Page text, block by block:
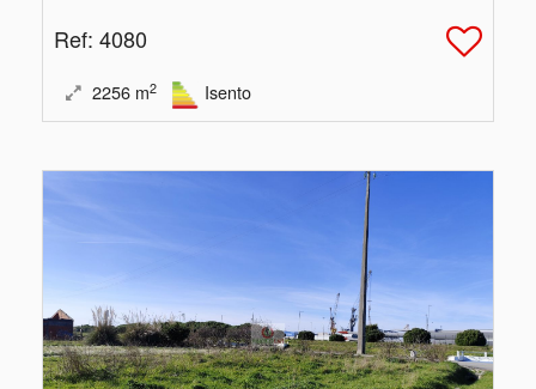
Ref: 4080
2256 m2 Isento